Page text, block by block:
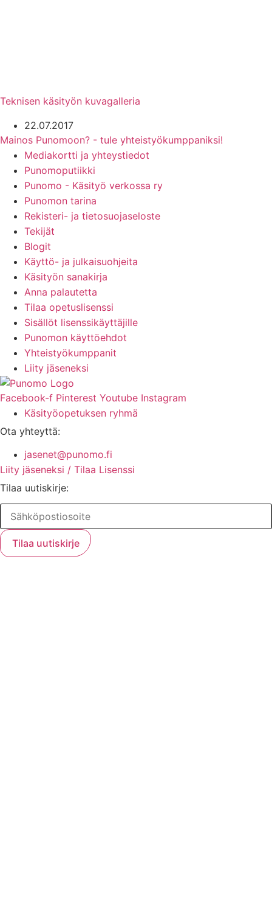
Teknisen käsityön kuvagalleria
22.07.2017
Mainos Punomoon? - tule yhteistyökumppaniksi!
Mediakortti ja yhteystiedot
Punomoputiikki
Punomo - Käsityö verkossa ry
Punomon tarina
Rekisteri- ja tietosuojaseloste
Tekijät
Blogit
Käyttö- ja julkaisuohjeita
Käsityön sanakirja
Anna palautetta
Tilaa opetuslisenssi
Sisällöt lisenssikäyttäjille
Punomon käyttöehdot
Yhteistyökumppanit
Liity jäseneksi
Facebook-f Pinterest Youtube Instagram
Käsityöopetuksen ryhmä
Ota yhteyttä:
jasenet@punomo.fi
Liity jäseneksi / Tilaa Lisenssi
Tilaa uutiskirje: